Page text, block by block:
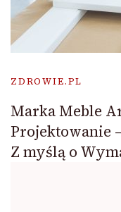
ZDROWIE.PL
Marka Meble
Projektowanie
Z myślą o